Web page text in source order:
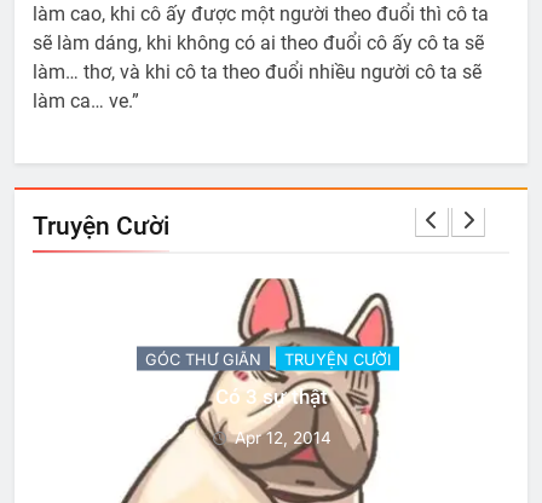
làm cao, khi cô ấy được một người theo đuổi thì cô ta
sẽ làm dáng, khi không có ai theo đuổi cô ấy cô ta sẽ
làm… thơ, và khi cô ta theo đuổi nhiều người cô ta sẽ
làm ca… ve.”
Truyện Cười
GÓC THƯ GIÃN TRUYỆN CƯỜI
Có 3 sự thật
Apr 12, 2014